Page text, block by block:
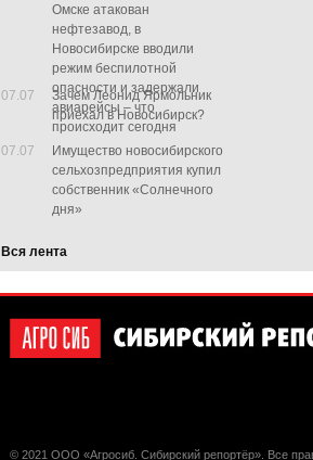
Омске атакован
нефтезавод, в
Новосибирске вводили
режим беспилотной
опасности и задержали
авиарейсы – что
происходит сегодня
07.07
Зачем Леонид Ярмольник
приехал в Новосибирск?
07.07
Имущество новосибирского
сельхозпредприятия купил
собственник «Солнечного
дня»
Вся лента
© 2021 ООО «Агросиб. Сибирский репортёр». Все